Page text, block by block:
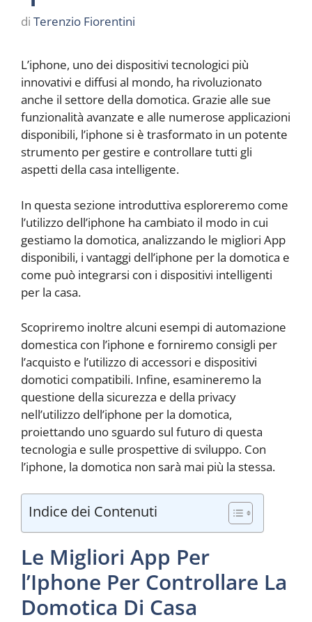
di Terenzio Fiorentini
L’iphone, uno dei dispositivi tecnologici più
innovativi e diffusi al mondo, ha rivoluzionato
anche il settore della domotica. Grazie alle sue
funzionalità avanzate e alle numerose applicazioni
disponibili, l’iphone si è trasformato in un potente
strumento per gestire e controllare tutti gli
aspetti della casa intelligente.
In questa sezione introduttiva esploreremo come
l’utilizzo dell’iphone ha cambiato il modo in cui
gestiamo la domotica, analizzando le migliori App
disponibili, i vantaggi dell’iphone per la domotica e
come può integrarsi con i dispositivi intelligenti
per la casa.
Scopriremo inoltre alcuni esempi di automazione
domestica con l’iphone e forniremo consigli per
l’acquisto e l’utilizzo di accessori e dispositivi
domotici compatibili. Infine, esamineremo la
questione della sicurezza e della privacy
nell’utilizzo dell’iphone per la domotica,
proiettando uno sguardo sul futuro di questa
tecnologia e sulle prospettive di sviluppo. Con
l’iphone, la domotica non sarà mai più la stessa.
Indice dei Contenuti
Le Migliori App Per
l’Iphone Per Controllare La
Domotica Di Casa